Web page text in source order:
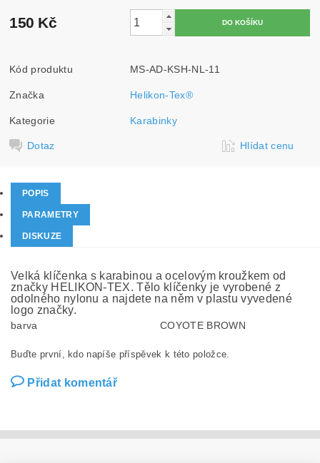
150 Kč
Kód produktu MS-AD-KSH-NL-11
Značka Helikon-Tex®
Kategorie Karabinky
Dotaz Hlídat cenu
POPIS
PARAMETRY
DISKUZE
Velká klíčenka s karabinou a ocelovým kroužkem od
značky HELIKON-TEX. Tělo klíčenky je vyrobené z
odolného nylonu a najdete na něm v plastu vyvedené
logo značky.
barva COYOTE BROWN
Buďte první, kdo napíše příspěvek k této položce.
Přidat komentář